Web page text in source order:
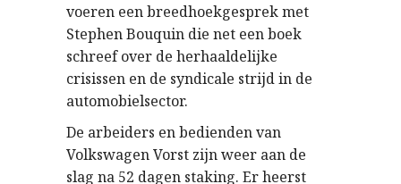
voeren een breedhoekgesprek met
Stephen Bouquin die net een boek
schreef over de herhaaldelijke
crisissen en de syndicale strijd in de
automobielsector.
De arbeiders en bedienden van
Volkswagen Vorst zijn weer aan de
slag na 52 dagen staking. Er heerst